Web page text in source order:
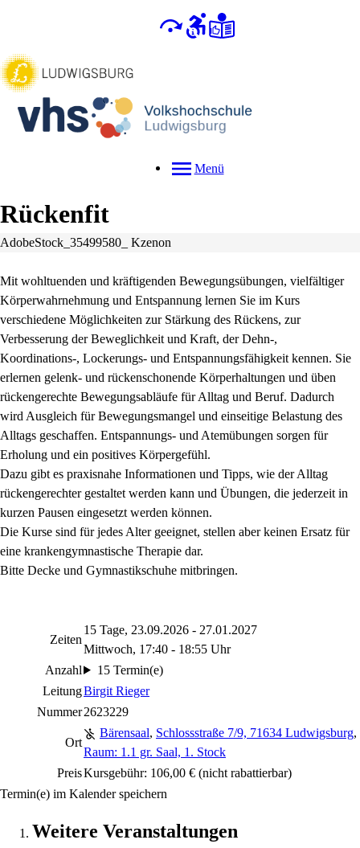
Menü
Rückenfit
AdobeStock_35499580_ Kzenon
Mit wohltuenden und kräftigenden Bewegungsübungen, vielfältiger
Körperwahrnehmung und Entspannung lernen Sie im Kurs
verschiedene Möglichkeiten zur Stärkung des Rückens, zur
Verbesserung der Beweglichkeit und Kraft, der Dehn-,
Koordinations-, Lockerungs- und Entspannungsfähigkeit kennen. Sie
erlernen gelenk- und rückenschonende Körperhaltungen und üben
rückengerechte Bewegungsabläufe für Alltag und Beruf. Dadurch
wird Ausgleich für Bewegungsmangel und einseitige Belastung des
Alltags geschaffen. Entspannungs- und Atemübungen sorgen für
Erholung und ein positives Körpergefühl.
Dazu gibt es praxisnahe Informationen und Tipps, wie der Alltag
rückengerechter gestaltet werden kann und Übungen, die jederzeit in
kurzen Pausen eingesetzt werden können.
Die Kurse sind für jedes Alter geeignet, stellen aber keinen Ersatz für
eine krankengymnastische Therapie dar.
Bitte Decke und Gymnastikschuhe mitbringen.
Zeiten
15 Tage, 23.09.2026 - 27.01.2027
Mittwoch, 17:40 - 18:55 Uhr
Anzahl
15 Termin(e)
LeitungBirgit Rieger
Nummer2623229
Ort
Bärensaal, Schlossstraße 7/9, 71634 Ludwigsburg,
Raum: 1.1 gr. Saal, 1. Stock
PreisKursgebühr: 106,00 € (nicht rabattierbar)
Termin(e) im Kalender speichern
Weitere Veranstaltungen